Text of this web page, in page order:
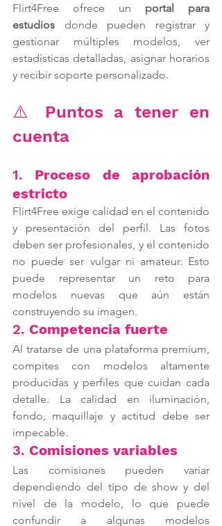
Flirt4Free ofrece un portal para
estudios donde pueden registrar y
gestionar múltiples modelos, ver
estadísticas detalladas, asignar horarios
y recibir soporte personalizado.
⚠️ Puntos a tener en
cuenta
1. Proceso de aprobación
estricto
Flirt4Free exige calidad en el contenido
y presentación del perfil. Las fotos
deben ser profesionales, y el contenido
no puede ser vulgar ni amateur. Esto
puede representar un reto para
modelos nuevas que aún están
construyendo su imagen.
2. Competencia fuerte
Al tratarse de una plataforma premium,
compites con modelos altamente
producidas y perfiles que cuidan cada
detalle. La calidad en iluminación,
fondo, maquillaje y actitud debe ser
impecable.
3. Comisiones variables
Las comisiones pueden variar
dependiendo del tipo de show y del
nivel de la modelo, lo que puede
confundir a algunas modelos